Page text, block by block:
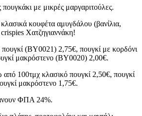
με μικρές μαργαριτούλες.
κουφέτα αμυγδάλου (βανίλια,
Χατζηγιαννάκη!
πουγκί (ΒΥ0021) 2,75€, πουγκί με κορδόνι
μακρόστενο (ΒΥ0020) 2,00€.
από 100τμχ κλασικό πουγκί 2,50€, πουγκί
μακρόστενο 1,75€.
ΦΠΑ 24%.